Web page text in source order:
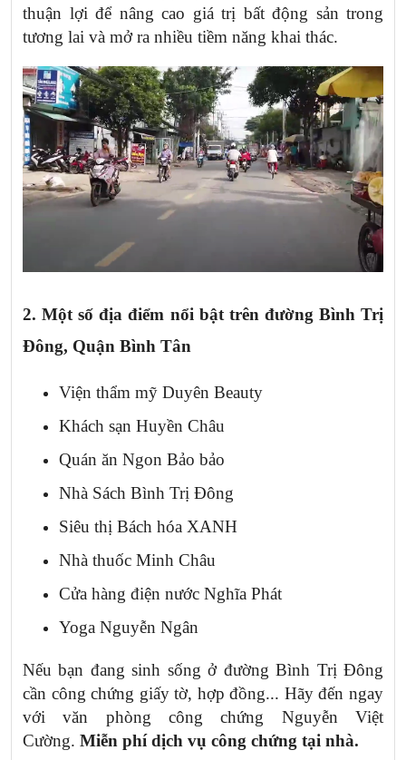
thuận lợi để nâng cao giá trị bất động sản trong
tương lai và mở ra nhiều tiềm năng khai thác.
2. Một số địa điểm nổi bật trên đường Bình Trị
Đông, Quận Bình Tân
Viện thẩm mỹ Duyên Beauty
Khách sạn Huyền Châu
Quán ăn Ngon Bảo bảo
Nhà Sách Bình Trị Đông
Siêu thị Bách hóa XANH
Nhà thuốc Minh Châu
Cửa hàng điện nước Nghĩa Phát
Yoga Nguyễn Ngân
Nếu bạn đang sinh sống ở đường Bình Trị Đông
cần công chứng giấy tờ, hợp đồng... Hãy đến ngay
với văn phòng công chứng Nguyễn Việt
Cường. Miễn phí dịch vụ công chứng tại nhà.